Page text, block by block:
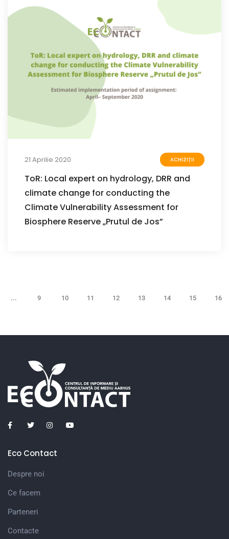
21 Aprilie 2020 ACHIZIȚII
ToR: Local expert on hydrology, DRR and
climate change for conducting the
Climate Vulnerability Assessment for
Biosphere Reserve „Prutul de Jos”
... 9 10 11 12 13 14 15 16
Eco Contact
Despre noi
Ce facem
Parteneri
Contacte